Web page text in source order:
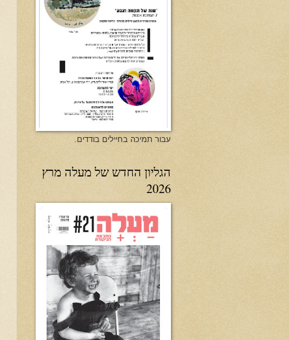
עבור תמיכה בחיילים בודדים.
הגליון החדש של מעלה מרץ
2026